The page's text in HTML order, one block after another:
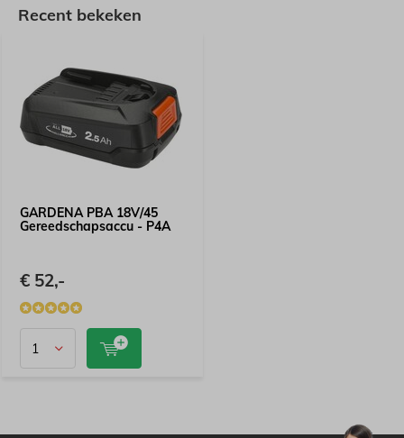
Recent bekeken
GARDENA PBA 18V/45
Gereedschapsaccu - P4A
€ 52,-